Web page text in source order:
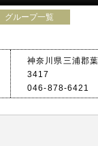
グループ一覧
神奈川県三浦郡
3417
046-878-6421